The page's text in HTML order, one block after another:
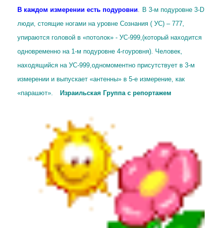
В каждом измерении есть подуровни
В 3-м подуровне 3-D
люди, стоящие ногами на уровне Сознания ( УС) – 777,
упираются головой в «потолок» - УС-999,(который находится
одновременно на 1-м подуровне 4-гоуровня). Человек,
находящийся на УС-999,одномоментно присутствует в 3-м
измерении и выпускает «антенны» в 5-е измерение, как
«парашют».
Израильская Группа с репортажем